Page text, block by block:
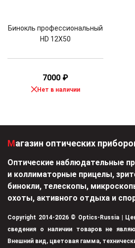
Бинокль профессиональный
HD 12X50
7000 ₽
Нет в наличии
Магазин оптических
Оптические наблюдательные
и коллиматорные прицелы,
бинокли, телескопы,
охоты, активного отдыха и
Copyright 2014-2026 © Optics-Russia |
сведения о наличии товаров не
Внешний вид, цветовая гамма,